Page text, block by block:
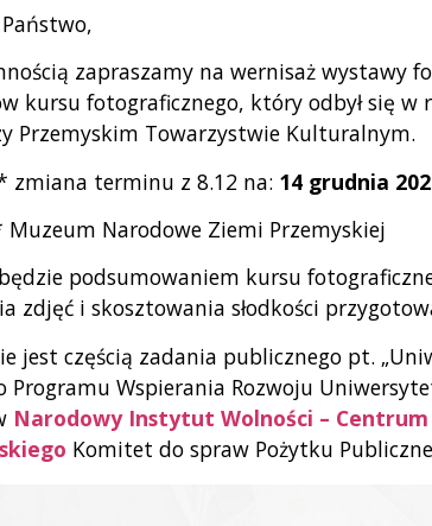
zapraszamy na wernisaż wystawy
kursu fotograficznego, który odbył się
Przemyskim Towarzystwie Kulturalnym.
zmiana terminu z 8.12 na: 14 grudnia
Narodowe Ziemi Przemyskiej
podsumowaniem kursu
zdjęć i skosztowania słodkości
jest częścią zadania publicznego pt.
Programu Wspierania Rozwoju
Narodowy Instytut Wolności – Centrum
Komitet do spraw Pożytku